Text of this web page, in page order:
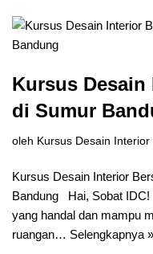
Kursus
di Sumur
oleh Kursus Desain Interior
Kursus Desain Interior
Bandung Hai, Sobat IDC!
yang handal dan mampu
ruangan… Selengkapnya »